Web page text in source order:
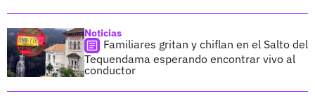
Noticias
Familiares gritan y chiflan en el Salto del
Tequendama esperando encontrar vivo al
conductor